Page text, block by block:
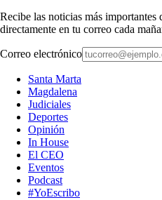
Recibe las noticias más
directamente en tu correo cada
Correo electrónico
Santa Marta
Magdalena
Judiciales
Deportes
Opinión
In House
El CEO
Eventos
Podcast
#YoEscribo